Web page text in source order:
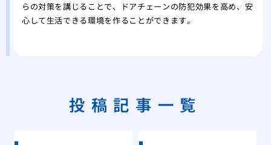
らの対策を講じることで、ドアチェーンの防犯効果を高め、安
心して生活できる環境を作ることができます。
投稿記事一覧